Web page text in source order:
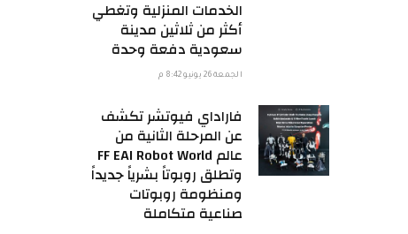
الخدمات المنزلية وتغطي
أكثر من ثلاثين مدينة
سعودية دفعة وحدة
الجمعة 26 يونيو 8:42 م
فاراداي فيوتشر تكشف
عن المرحلة الثانية من
عالم FF EAI Robot World
وتطلق روبوتاً بشرياً جديداً
ومنظومة روبوتات
صناعية متكاملة